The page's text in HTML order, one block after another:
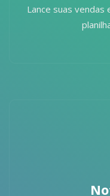
Lance suas vendas